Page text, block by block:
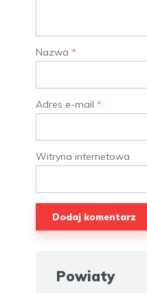
Nazwa *
Adres e-mail *
Witryna internetowa
Powiaty